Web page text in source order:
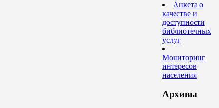
Анкета о
качестве и
доступности
библиотечных
услуг
Мониторинг
интересов
населения
Архивы